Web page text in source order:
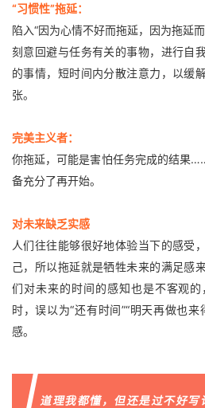
“习惯性”拖延：
陷入“因为心情不好而拖延，因为拖延
刻意回避与任务有关的事物，进行自
的事情，短时间内分散注意力，以缓
张。
完美主义者：
你拖延，可能是害怕任务完成的结果
备充分了再开始。
对未来缺乏实感
人们往往能够很好地体验当下的感受
己，所以拖延就是牺牲未来的满足感
们对未来的时间的感知也是不客观
时，误以为“还有时间”“明天再做也
感。
道理我都懂，但还是过不好写